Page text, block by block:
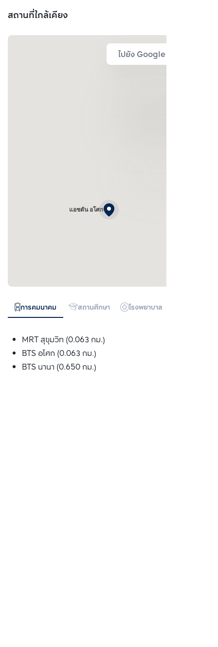
สถานที่ใกล้เคียง
ไปยัง Google Map
แอชตัน อโศก
การคมนาคม สถานศึกษา โรงพยาบาล
MRT สุขุมวิท (0.063 กม.)
BTS อโศก (0.063 กม.)
BTS นานา (0.650 กม.)